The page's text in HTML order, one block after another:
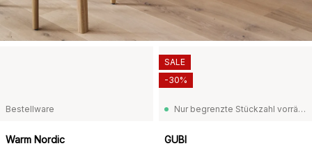
Bestellware
Warm Nordic
Nur begrenzte Stückzahl vorrätig
GUBI
SALE
-30%